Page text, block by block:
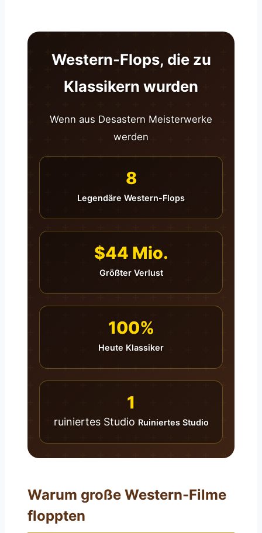
Western-Flops, die zu
Klassikern wurden
Wenn aus Desastern Meisterwerke
werden
8
Legendäre Western-Flops
$44 Mio.
Größter Verlust
100%
Heute Klassiker
1
ruiniertes Studio Ruiniertes Studio
Warum große Western-Filme
floppten